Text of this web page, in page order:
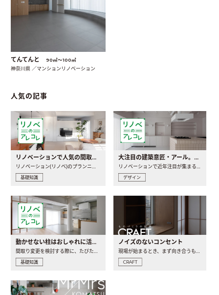
てんてんと 90㎡〜100㎡
神奈川県 ／マンションリノベーション
人気の記事
リノベーションで人気の間取りとは？トレンドの間取りと実例を徹底解説
リノベーション(リノベ)のプランニングで一番最初に決めるのは..
基礎知識
大注目の建築意匠・アール。人気の理由と空間に取り入れるポイント
リノベーションで近年注目が集まる建築意匠の一つであるアール..
デザイン
動かせない柱はおしゃれに活用！柱を魅せるリノベーション(リノベ)4選
間取り変更を検討する際に、たびたび皆さんの頭を悩ませる動か..
基礎知識
ノイズのないコンセント
現場が始まるとき、まず向き合うものの一つがコンセントです..
CRAFT